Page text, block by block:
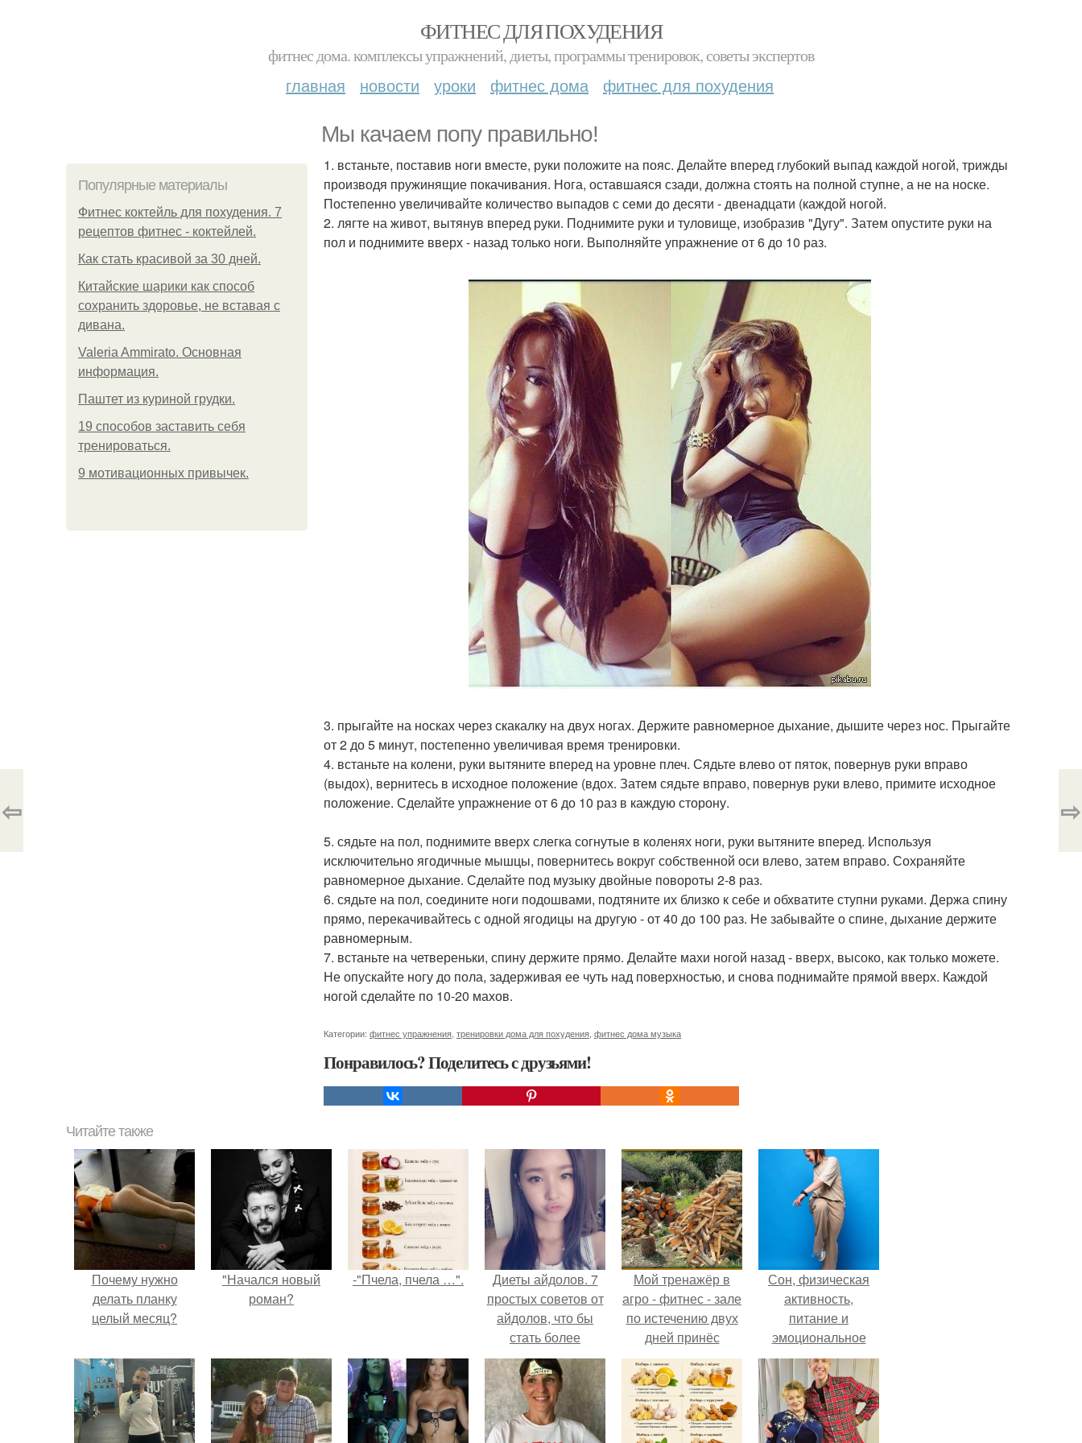
ФИТНЕС ДЛЯ ПОХУДЕНИЯ
фитнес дома. комплексы упражнений, диеты, программы тренировок, советы экспертов
главная новости уроки фитнес дома фитнес для похудения
Мы качаем попу правильно!
Популярные материалы
Фитнес коктейль для похудения. 7
рецептов фитнес - коктейлей.
Как стать красивой за 30 дней.
Китайские шарики как способ
сохранить здоровье, не вставая с
дивана.
Valeria Ammirato. Основная
информация.
Паштет из куриной грудки.
19 способов заставить себя
тренироваться.
9 мотивационных привычек.
1. встаньте, поставив ноги вместе, руки положите на пояс. Делайте вперед глубокий выпад каждой ногой, трижды
производя пружинящие покачивания. Нога, оставшаяся сзади, должна стоять на полной ступне, а не на носке.
Постепенно увеличивайте количество выпадов с семи до десяти - двенадцати (каждой ногой.
2. лягте на живот, вытянув вперед руки. Поднимите руки и туловище, изобразив "Дугу". Затем опустите руки на
пол и поднимите вверх - назад только ноги. Выполняйте упражнение от 6 до 10 раз.
3. прыгайте на носках через скакалку на двух ногах. Держите равномерное дыхание, дышите через нос. Прыгайте
от 2 до 5 минут, постепенно увеличивая время тренировки.
4. встаньте на колени, руки вытяните вперед на уровне плеч. Сядьте влево от пяток, повернув руки вправо
(выдох), вернитесь в исходное положение (вдох. Затем сядьте вправо, повернув руки влево, примите исходное
положение. Сделайте упражнение от 6 до 10 раз в каждую сторону.
5. сядьте на пол, поднимите вверх слегка согнутые в коленях ноги, руки вытяните вперед. Используя
исключительно ягодичные мышцы, повернитесь вокруг собственной оси влево, затем вправо. Сохраняйте
равномерное дыхание. Сделайте под музыку двойные повороты 2-8 раз.
6. сядьте на пол, соедините ноги подошвами, подтяните их близко к себе и обхватите ступни руками. Держа спину
прямо, перекачивайтесь с одной ягодицы на другую - от 40 до 100 раз. Не забывайте о спине, дыхание держите
равномерным.
7. встаньте на четвереньки, спину держите прямо. Делайте махи ногой назад - вверх, высоко, как только можете.
Не опускайте ногу до пола, задерживая ее чуть над поверхностью, и снова поднимайте прямой вверх. Каждой
ногой сделайте по 10-20 махов.
Категории: фитнес упражнения тренировки дома для похудения фитнес дома музыка
Понравилось? Поделитесь с друзьями!
⇦ ⇨
Читайте также
Почему нужно
делать планку
целый месяц?
"Начался новый
роман?
-"Пчела, пчела …".
Диеты айдолов. 7
простых советов от
айдолов, что бы
стать более
привлекательными
Мой тренажёр в
агро - фитнес - зале
по истечению двух
дней принёс
ощутимый
результат.
Сон, физическая
активность,
питание и
эмоциональное
состояние!